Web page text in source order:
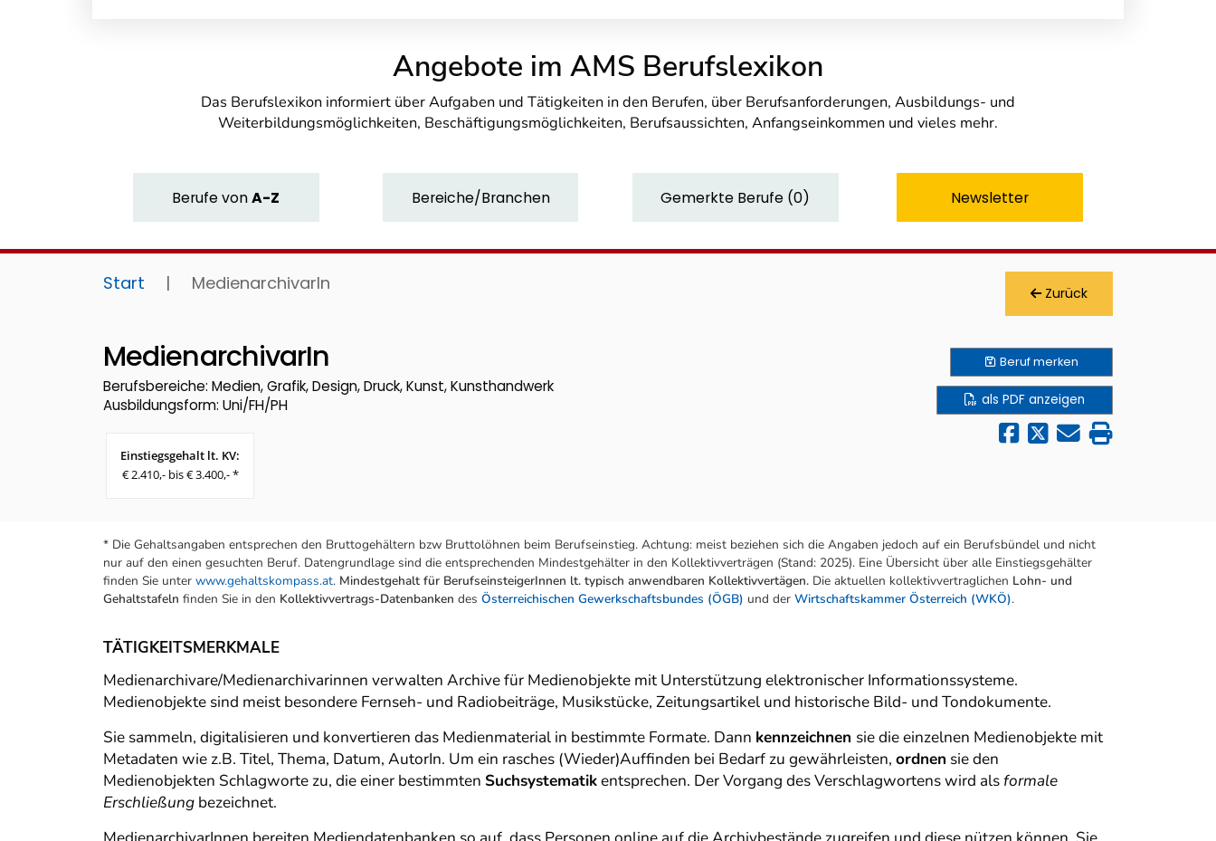
Angebote im AMS Berufslexikon
Das Berufslexikon informiert über Aufgaben und Tätigkeiten in den Berufen, über Berufsanforderungen, Ausbildungs- und
Weiterbildungsmöglichkeiten, Beschäftigungsmöglichkeiten, Berufsaussichten, Anfangseinkommen und vieles mehr.
BerufevonA-Z Bereiche/Branchen Gemerkte Berufe (0) Newsletter
Start | MedienarchivarIn Zurück
MedienarchivarIn
Berufsbereiche: Medien, Grafik, Design, Druck, Kunst, Kunsthandwerk
Ausbildungsform: Uni/FH/PH
Einstiegsgehalt lt. KV:
€ 2.410,- bis € 3.400,- *
Berufmerken
als PDF anzeigen
* Die Gehaltsangaben entsprechen den Bruttogehältern bzw Bruttolöhnen beim Berufseinstieg. Achtung: meist beziehen sich die Angaben jedoch auf ein Berufsbündel und nicht
nur auf den einen gesuchten Beruf. Datengrundlage sind die entsprechenden Mindestgehälter in den Kollektivverträgen (Stand: 2025). Eine Übersicht über alle Einstiegsgehälter
finden Sie unter www.gehaltskompass.at. Mindestgehalt für BerufseinsteigerInnen lt. typisch anwendbaren Kollektivvertägen. Die aktuellen kollektivvertraglichen Lohn- und
Gehaltstafeln finden Sie in den Kollektivvertrags-Datenbanken des Österreichischen Gewerkschaftsbundes (ÖGB) und der Wirtschaftskammer Österreich (WKÖ).
TÄTIGKEITSMERKMALE
Medienarchivare/Medienarchivarinnen verwalten Archive für Medienobjekte mit Unterstützung elektronischer Informationssysteme.
Medienobjekte sind meist besondere Fernseh- und Radiobeiträge, Musikstücke, Zeitungsartikel und historische Bild- und Tondokumente.
Sie sammeln, digitalisieren und konvertieren das Medienmaterial in bestimmte Formate. Dann kennzeichnen sie die einzelnen Medienobjekte mit
Metadaten wie z.B. Titel, Thema, Datum, AutorIn. Um ein rasches (Wieder)Auffinden bei Bedarf zu gewährleisten, ordnen sie den
Medienobjekten Schlagworte zu, die einer bestimmten Suchsystematikentsprechen. Der Vorgang des Verschlagwortens wird alsformale
Erschließung bezeichnet.